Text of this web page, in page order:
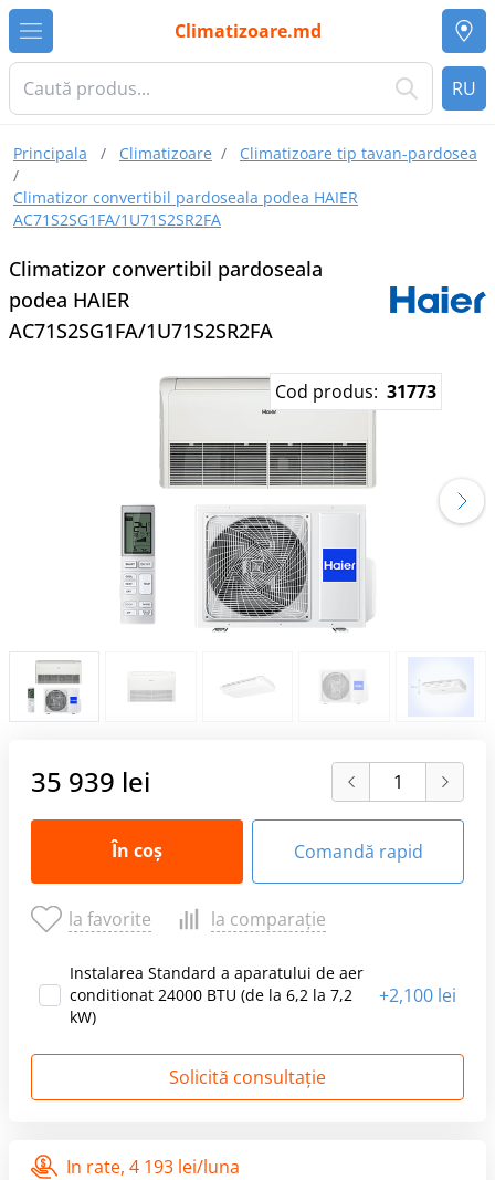
Climatizoare.md
RU
Principala / Climatizoare /
Climatizoare tip tavan-pardosea
/
Climatizor convertibil pardoseala podea HAIER
AC71S2SG1FA/1U71S2SR2FA
Climatizor convertibil pardoseala
podea HAIER
AC71S2SG1FA/1U71S2SR2FA
Cod produs: 31773
35 939 lei
În coș Comandă rapid
la favorite la comparație
Instalarea Standard a aparatului de aer
conditionat 24000 BTU (de la 6,2 la 7,2
kW)
+2,100 lei
Solicită consultație
In rate, 4 193 lei/luna